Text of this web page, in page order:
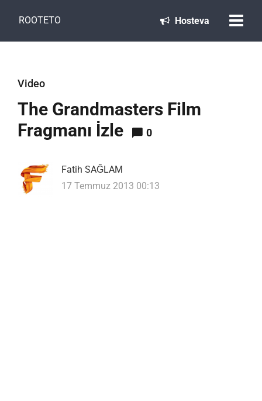
ROOTETO Hosteva
Video
The Grandmasters Film
Fragmanı İzle
0
Fatih SAĞLAM
17 Temmuz 2013 00:13